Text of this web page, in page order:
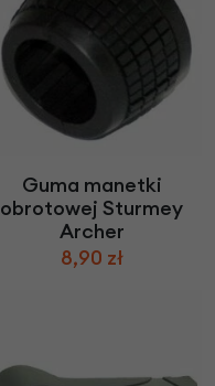
Guma manetki
obrotowej Sturmey
Archer
8,90 zł